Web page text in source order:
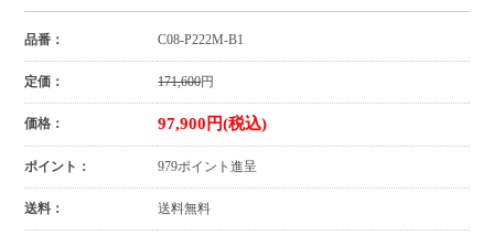
品番： C08-P222M-B1
定価： 171,600円
価格： 97,900円(税込)
ポイント： 979ポイント進呈
送料： 送料無料